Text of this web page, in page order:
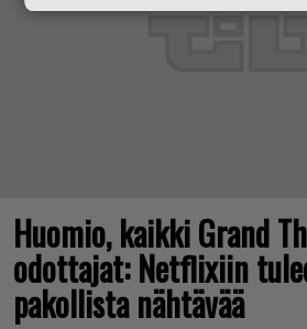
Huomio, kaikki Grand
odottajat: Netflixiin
pakollista nähtävää